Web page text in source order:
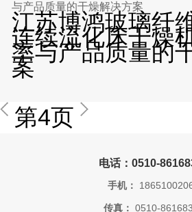
与产品质量的干燥解决方案
江苏博鸿玻璃纤
连续流化床干燥
率与产品质量的
案
第4页
电话：0510-
手机：
传真： 0510-